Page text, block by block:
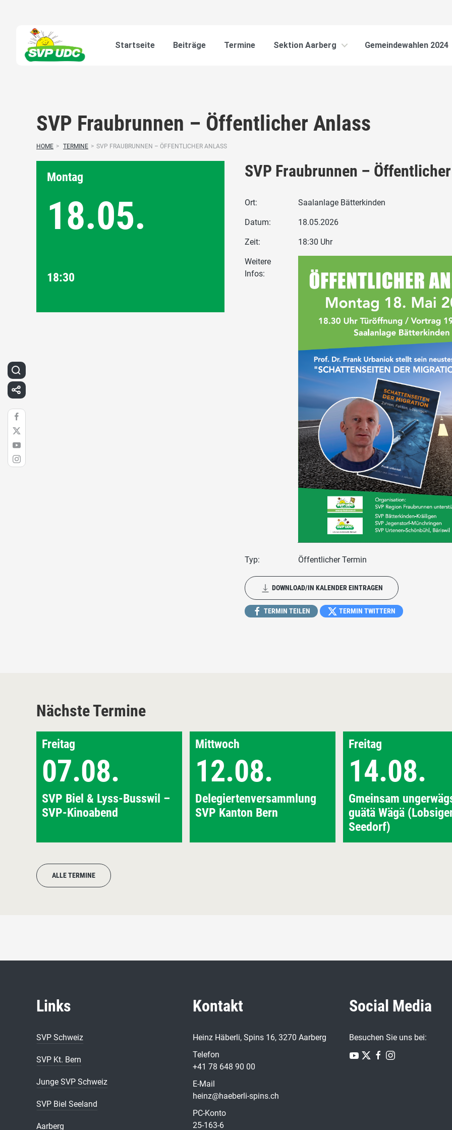
Startseite Beiträge Termine Sektion Aarberg Gemeindewahlen 2024
SVP Fraubrunnen – Öffentlicher Anlass
HOME > TERMINE > SVP FRAUBRUNNEN – ÖFFENTLICHER ANLASS
Montag
18.05.
18:30
SVP Fraubrunnen –
Ort: Saalanlage Bätterkinden
Datum: 18.05.2026
Zeit: 18:30 Uhr
Weitere
Infos:
Typ: Öffentlicher Termin
DOWNLOAD/IN KALENDER EINTRAGEN
TERMIN TEILEN TERMIN TWITTERN
Nächste Termine
Freitag
07.08.
SVP Biel & Lyss-Busswil –
SVP-Kinoabend
Mittwoch
12.08.
Delegiertenversammlung
SVP Kanton Bern
Freitag
14.08.
Gmeinsam
guätä Wägä
Seedorf)
ALLE TERMINE
Links
SVP Schweiz
SVP Kt. Bern
Junge SVP Schweiz
SVP Biel Seeland
Aarberg
Kontakt
Heinz Häberli, Spins 16, 3270 Aarberg
Telefon
+41 78 648 90 00
E-Mail
heinz@haeberli-spins.ch
PC-Konto
25-163-6
Social Media
Besuchen Sie uns bei: